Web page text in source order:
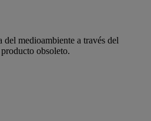
medioambiente a través del
obsoleto.